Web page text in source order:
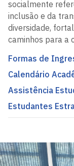
socialmente
inclusão e da
diversidade,
caminhos para a
Formas de
Calendário
Assistência
Estudantes